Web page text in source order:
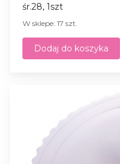
śr.28, 1szt
W sklepe: 17 szt.
Dodaj do koszyka